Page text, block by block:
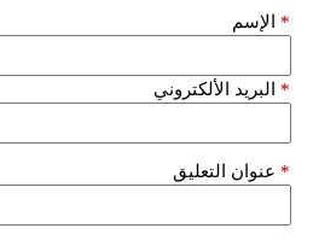
الإسم *
البريد الألكتروني *
عنوان التعليق *